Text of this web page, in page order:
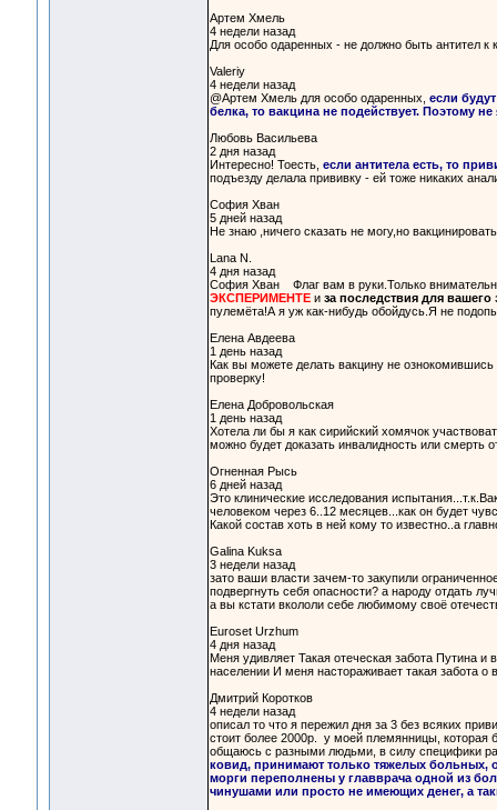
Артем Хмель
4 недели назад
Для особо одаренных - не должно быть антител к
Valeriy
4 недели назад
@Артем Хмель для особо одаренных, если
белка, то вакцина не подействует. Поэтому
Любовь Васильева
2 дня назад
Интересно! Тоесть, если антитела есть, то
подъезду делала прививку - ей тоже никаких
София Хван
5 дней назад
Не знаю ,ничего сказать не могу,но
Lana N.
4 дня назад
София Хван Флаг вам в руки.Только
ЭКСПЕРИМЕНТЕи за последствия для
пулемёта!А я уж как-нибудь обойдусь.Я не
Елена Авдеева
1 день назад
Как вы можете делать вакцину не ознокомившись
проверку!
Елена Добровольская
1 день назад
Хотела ли бы я как сирийский хомячок
можно будет доказать инвалидность или смерть
Огненная Рысь
6 дней назад
Это клинические исследования
человеком через 6..12 месяцев...как он будет
Какой состав хоть в ней кому то известно..а
Galina Kuksa
3 недели назад
зато ваши власти зачем-то закупили
подвергнуть себя опасности? а народу отдать
а вы кстати вкололи себе любимому своё
Euroset Urzhum
4 дня назад
Меня удивляет Такая отеческая забота Путина и
населении И меня настораживает такая забота
Дмитрий Коротков
4 недели назад
описал то что я пережил дня за 3 без всяких
стоит более 2000р. у моей племянницы, которая
общаюсь с разными людьми, в силу специфики
ковид, принимают только тяжелых больных,
морги переполнены у главврача одной из
чинушами или просто не имеющих денег, а